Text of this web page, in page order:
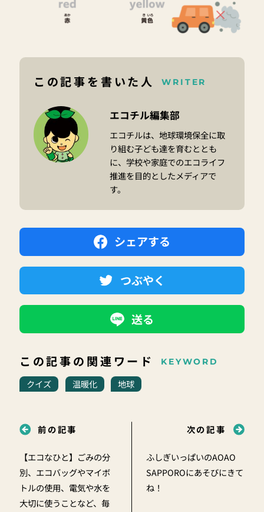
この記事を書いた人 WRITER
エコチル編集部
エコチルは、地球環境保全に取
り組む子ども達を育むととも
に、学校や家庭でのエコライフ
推進を目的としたメディアで
す。
シェアする
つぶやく
送る
この記事の関連ワード KEYWORD
クイズ 温暖化 地球
前の記事
【エコなひと】ごみの分
別、エコバッグやマイボ
トルの使用、電気や水を
大切に使うことなど、毎
次の記事
ふしぎいっぱいのAOAO
SAPPOROにあそびにきて
ね！